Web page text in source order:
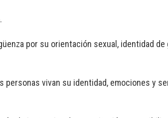
por su orientación sexual, identidad
personas vivan su identidad, emociones y